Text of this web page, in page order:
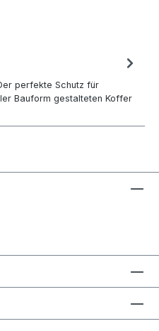
perfekte Schutz für
Bauform gestalteten Koffer